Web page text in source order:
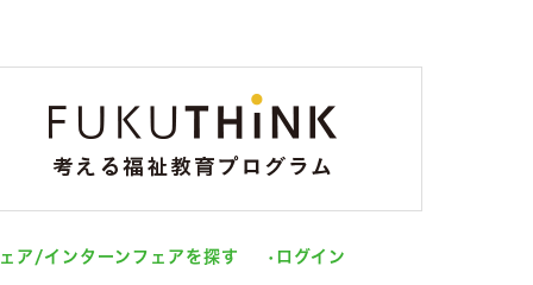
ア/インターンフェアを探す ログイン